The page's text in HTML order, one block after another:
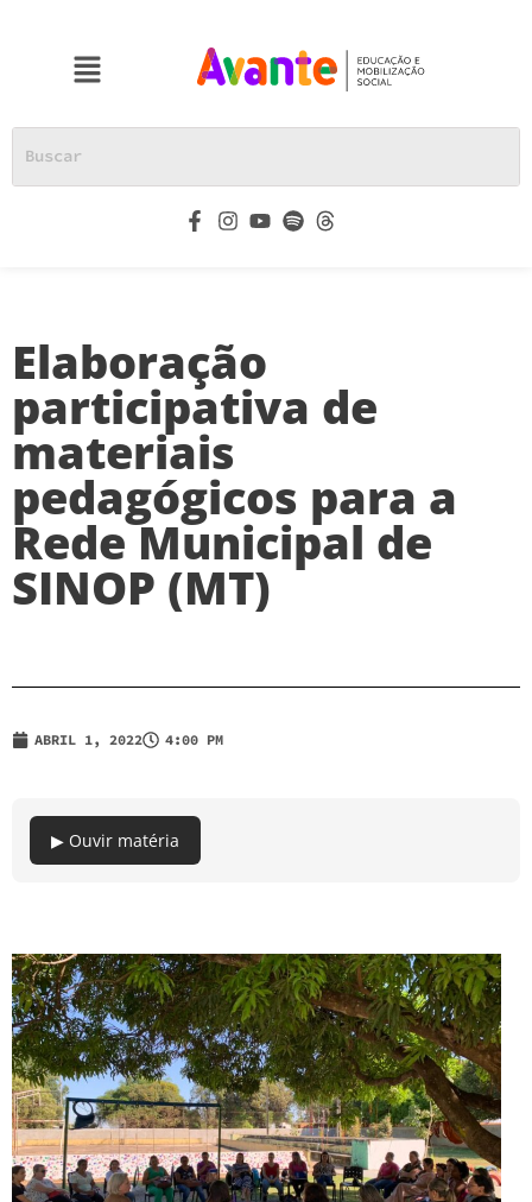
Elaboração
participativa de
materiais
pedagógicos para a
Rede Municipal de
SINOP (MT)
ABRIL 1, 2022 4:00 PM
▶ Ouvir matéria